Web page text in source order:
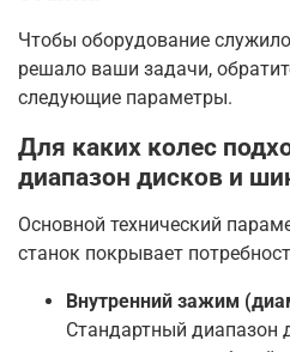
Чтобы оборудование
решало ваши задачи,
следующие параметры.
Для каких колес
диапазон дисков и
Основной технический
станок покрывает
Внутренний зажим
Стандартный диапазон